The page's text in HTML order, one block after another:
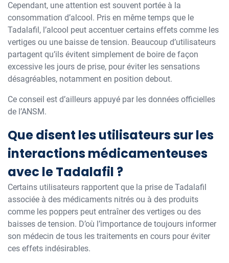
Cependant, une attention est souvent portée à la
consommation d’alcool. Pris en même temps que le
Tadalafil, l’alcool peut accentuer certains effets comme les
vertiges ou une baisse de tension. Beaucoup d’utilisateurs
partagent qu’ils évitent simplement de boire de façon
excessive les jours de prise, pour éviter les sensations
désagréables, notamment en position debout.
Ce conseil est d’ailleurs appuyé par les données officielles
de l’ANSM.
Que disent les utilisateurs sur les
interactions médicamenteuses
avec le Tadalafil ?
Certains utilisateurs rapportent que la prise de Tadalafil
associée à des médicaments nitrés ou à des produits
comme les poppers peut entraîner des vertiges ou des
baisses de tension. D’où l’importance de toujours informer
son médecin de tous les traitements en cours pour éviter
ces effets indésirables.